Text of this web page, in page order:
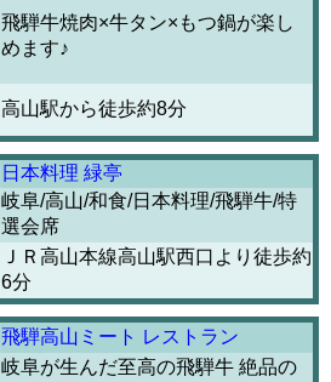
飛騨牛焼肉×牛タン×もつ鍋が楽し
めます♪
高山駅から徒歩約8分
日本料理 緑亭
岐阜/高山/和食/日本料理/飛騨牛/特
選会席
ＪＲ高山本線高山駅西口より徒歩約
6分
飛騨高山ミート レストラン
岐阜が生んだ至高の飛騨牛 絶品の